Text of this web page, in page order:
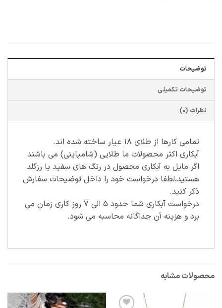
توضیحات
توضیحات تکمیلی
نظرات (0)
تمامی کارها از طلای ۱۸ عیار ساخته شده اند.
آبکاری اکثر محصولات ما طلایی (شامپاینی) می باشند.
اگر مایل به آبکاری محصول در رنگ های سفید یا رزگلد
هستید،لطفا درخواست خود را داخل توضیحات سفارش
ذکر کنید.
درخواست آبکاری شما حدود ۵ الی ۷ روز کاری زمان می
برد و هزینه آن جداگانه محاسبه می شود.
محصولات مشابه